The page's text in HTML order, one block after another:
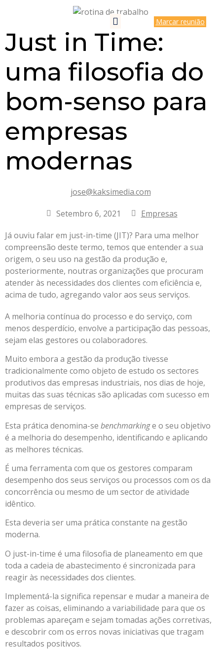
Marcar reunião
Just in Time:
uma filosofia do
bom-senso para
empresas
modernas
jose@kaksimedia.com
Setembro 6, 2021
Empresas
Já ouviu falar em just-in-time (JIT)? Para uma melhor
compreensão deste termo, temos que entender a sua
origem, o seu uso na gestão da produção e,
posteriormente, noutras organizações que procuram
atender às necessidades dos clientes com eficiência e,
acima de tudo, agregando valor aos seus serviços.
A melhoria contínua do processo e do serviço, com
menos desperdício, envolve a participação das pessoas,
sejam elas gestores ou colaboradores.
Muito embora a gestão da produção tivesse
tradicionalmente como objeto de estudo os sectores
produtivos das empresas industriais, nos dias de hoje,
muitas das suas técnicas são aplicadas com sucesso em
empresas de serviços.
Esta prática denomina-se benchmarkinge o seu objetivo
é a melhoria do desempenho, identificando e aplicando
as melhores técnicas.
É uma ferramenta com que os gestores comparam
desempenho dos seus serviços ou processos com os da
concorrência ou mesmo de um sector de atividade
idêntico.
Esta deveria ser uma prática constante na gestão
moderna.
O just-in-time é uma filosofia de planeamento em que
toda a cadeia de abastecimento é sincronizada para
reagir às necessidades dos clientes.
Implementá-la significa repensar e mudar a maneira de
fazer as coisas, eliminando a variabilidade para que os
problemas apareçam e sejam tomadas ações corretivas,
e descobrir com os erros novas iniciativas que tragam
resultados positivos.